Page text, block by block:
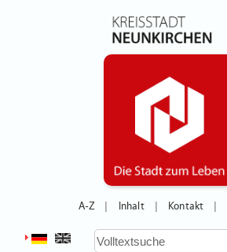
A-Z Inhalt Kontakt